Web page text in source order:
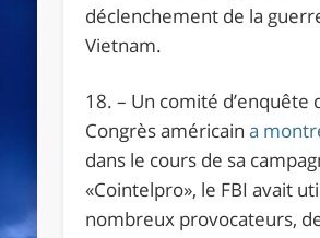
déclenchement de la
Vietnam.
18. – Un comité d’enquête
Congrès américaina
dans le cours de sa
«Cointelpro», le FBI avait
nombreux provocateurs,